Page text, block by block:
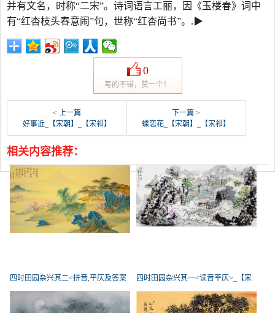
并有文名，时称“二宋”。诗词语言工丽，因《玉楼春》词中
有“红杏枝头春意闹”句，世称“红杏尚书”。.▶
0
写的不错，赞一个！
< 上一篇
好事近_【宋朝】_【宋祁】
下一篇 >
蝶恋花_【宋朝】_【宋祁】
相关内容推荐：
四时田园杂兴其二<拼音,平仄及答案 四时田园杂兴其一<读音平仄>_【宋